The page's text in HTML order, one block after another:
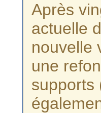
Après
actuelle
nouvelle
une
supports